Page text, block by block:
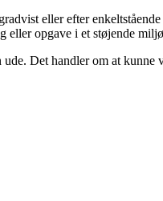
eller efter
eller opgave i et støjende
Det handler om at